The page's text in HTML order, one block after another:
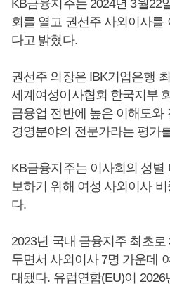
KB금융지주는 2024년 3월22
회를 열고 권선주 사외이사를
다고 밝혔다.
권선주 의장은 IBK기업은행
세계여성이사협회 한국지부
금융업 전반에 높은 이해도와
경영분야의 전문가라는 평가
KB금융지주는 이사회의 성
보하기 위해 여성 사외이사
다.
2023년 국내 금융지주 최초
두면서 사외이사 7명 가운데
대됐다. 유럽연합(EU)이